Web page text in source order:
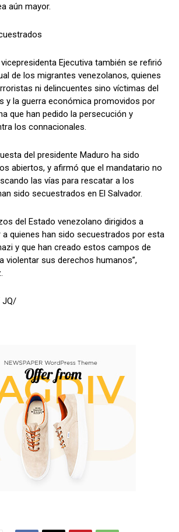
aún mayor.
Ejecutiva también se refirió
de los migrantes venezolanos, quienes
ni delincuentes sino víctimas del
y la guerra económica promovidos por
que han pedido la persecución y
los connacionales.
del presidente Maduro ha sido
abiertos, y afirmó que el mandatario no
las vías para rescatar a los
sido secuestrados en El Salvador.
del Estado venezolano dirigidos a
a quienes han sido secuestrados por esta
y que han creado estos campos de
violentar sus derechos humanos”,
JQ/